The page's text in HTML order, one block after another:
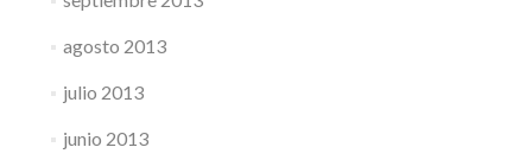
agosto 2013
julio 2013
junio 2013